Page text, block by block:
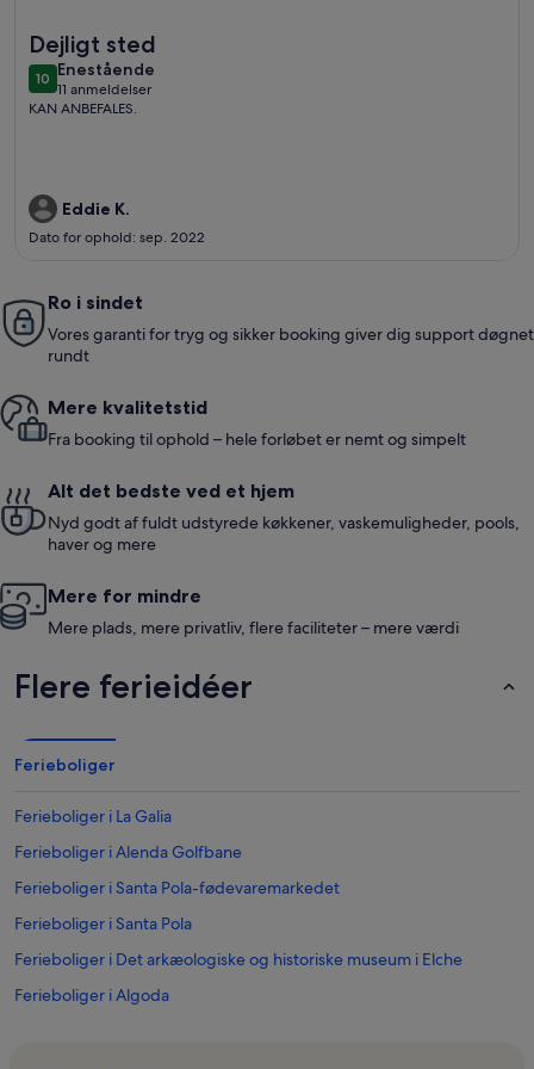
Dejligt sted
1010 ud af 10
Enestående
enestående
11 anmeldelser
(11
KAN ANBEFALES.
Eddie K.
Dato for ophold: sep. 2022
Ro i sindet
Vores garanti for tryg og sikker booking giver dig support døgnet
rundt
Mere kvalitetstid
Fra booking til ophold – hele forløbet er nemt og simpelt
Alt det bedste ved et hjem
Nyd godt af fuldt udstyrede køkkener, vaskemuligheder, pools,
haver og mere
Mere for mindre
Mere plads, mere privatliv, flere faciliteter – mere værdi
Flere ferieidéer
Ferieboliger
Ferieboliger i La Galia
Ferieboliger i Alenda Golfbane
Ferieboliger i Santa Pola-fødevaremarkedet
Ferieboliger i Santa Pola
Ferieboliger i Det arkæologiske og historiske museum i Elche
Ferieboliger i Algoda